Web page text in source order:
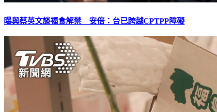
曝與蔡英文談福食解禁 安倍：台已跨越CPTPP障礙